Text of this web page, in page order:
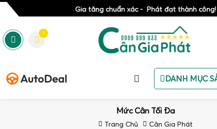
Gia tăng chuẩn xác - Phát đạt thành công!
1
DANH MỤC
Mức Cân Tối Đa
Trang Chủ Cân Gia Phát